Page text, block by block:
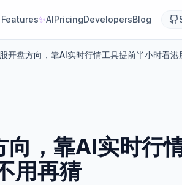
Features✨AIPricingDevelopersBlog
开盘方向，靠AI实时行情工具提前半小时看
向，靠AI实时行
用再猜